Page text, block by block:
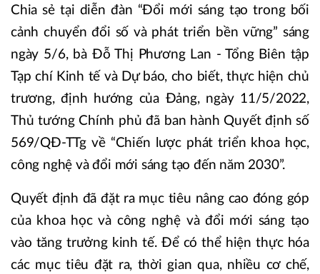
Chia sẻ tại diễn đàn “Đổi mới sáng tạo trong bối
cảnh chuyển đổi số và phát triển bền vững” sáng
ngày 5/6, bà Đỗ Thị Phương Lan - Tổng Biên tập
Tạp chí Kinh tế và Dự báo, cho biết, thực hiện chủ
trương, định hướng của Đảng, ngày 11/5/2022,
Thủ tướng Chính phủ đã ban hành Quyết định số
569/QĐ-TTg về “Chiến lược phát triển khoa học,
công nghệ và đổi mới sáng tạo đến năm 2030”.
Quyết định đã đặt ra mục tiêu nâng cao đóng góp
của khoa học và công nghệ và đổi mới sáng tạo
vào tăng trưởng kinh tế. Để có thể hiện thực hóa
các mục tiêu đặt ra, thời gian qua, nhiều cơ chế,